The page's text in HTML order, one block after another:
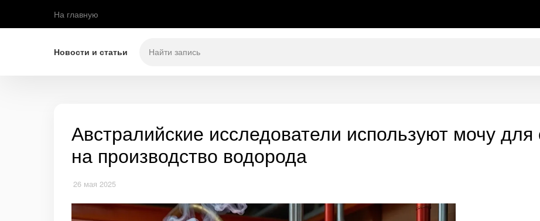
На главную
Новости и статьи
Австралийские исследователи используют мочу для
на производство водорода
26 мая 2025